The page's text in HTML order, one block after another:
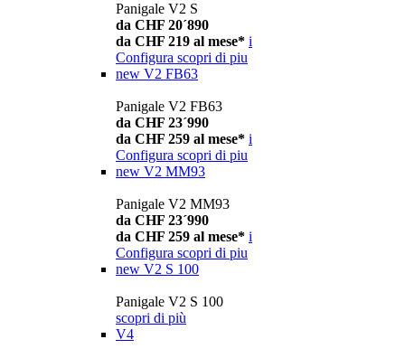
Panigale V2 S
da CHF 20´890
da CHF 219 al mese* i
Configura scopri di piu
new V2 FB63
Panigale V2 FB63
da CHF 23´990
da CHF 259 al mese* i
Configura scopri di piu
new V2 MM93
Panigale V2 MM93
da CHF 23´990
da CHF 259 al mese* i
Configura scopri di piu
new V2 S 100
Panigale V2 S 100
scopri di più
V4